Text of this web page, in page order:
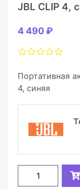
JBL CLIP 4,
4 490 ₽
Портативная
4, синяя